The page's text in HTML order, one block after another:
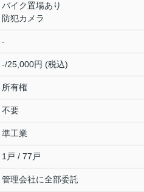
バイク置場あり
防犯カメラ
-
-/25,000円 (税込)
所有権
不要
準工業
1戸 / 77戸
管理会社に全部委託